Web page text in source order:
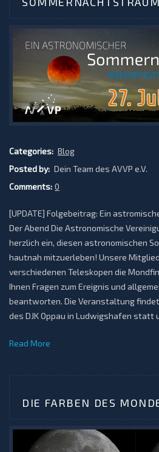
Categories: Blog
Posted by: Dein Team des AVVP e.V.
Comments: 0
[UPDATE] Folgebeitrag: Ein
Der Abend Die Astronomische
herzlich ein, diesen astronomischen
hautnah mitzuerleben! Unsere
verschiedenen Teleskopen die
Ihnen Fragen zum Ereignis und
beantworten. Die Veranstaltung
des DJK Oppau in Ludwigshafen statt
Read More
DIE FARBEN DES